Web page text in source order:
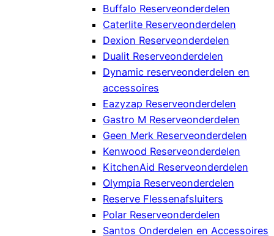
Buffalo Reserveonderdelen
Caterlite Reserveonderdelen
Dexion Reserveonderdelen
Dualit Reserveonderdelen
Dynamic reserveonderdelen en
accessoires
Eazyzap Reserveonderdelen
Gastro M Reserveonderdelen
Geen Merk Reserveonderdelen
Kenwood Reserveonderdelen
KitchenAid Reserveonderdelen
Olympia Reserveonderdelen
Reserve Flessenafsluiters
Polar Reserveonderdelen
Santos Onderdelen en Accessoires